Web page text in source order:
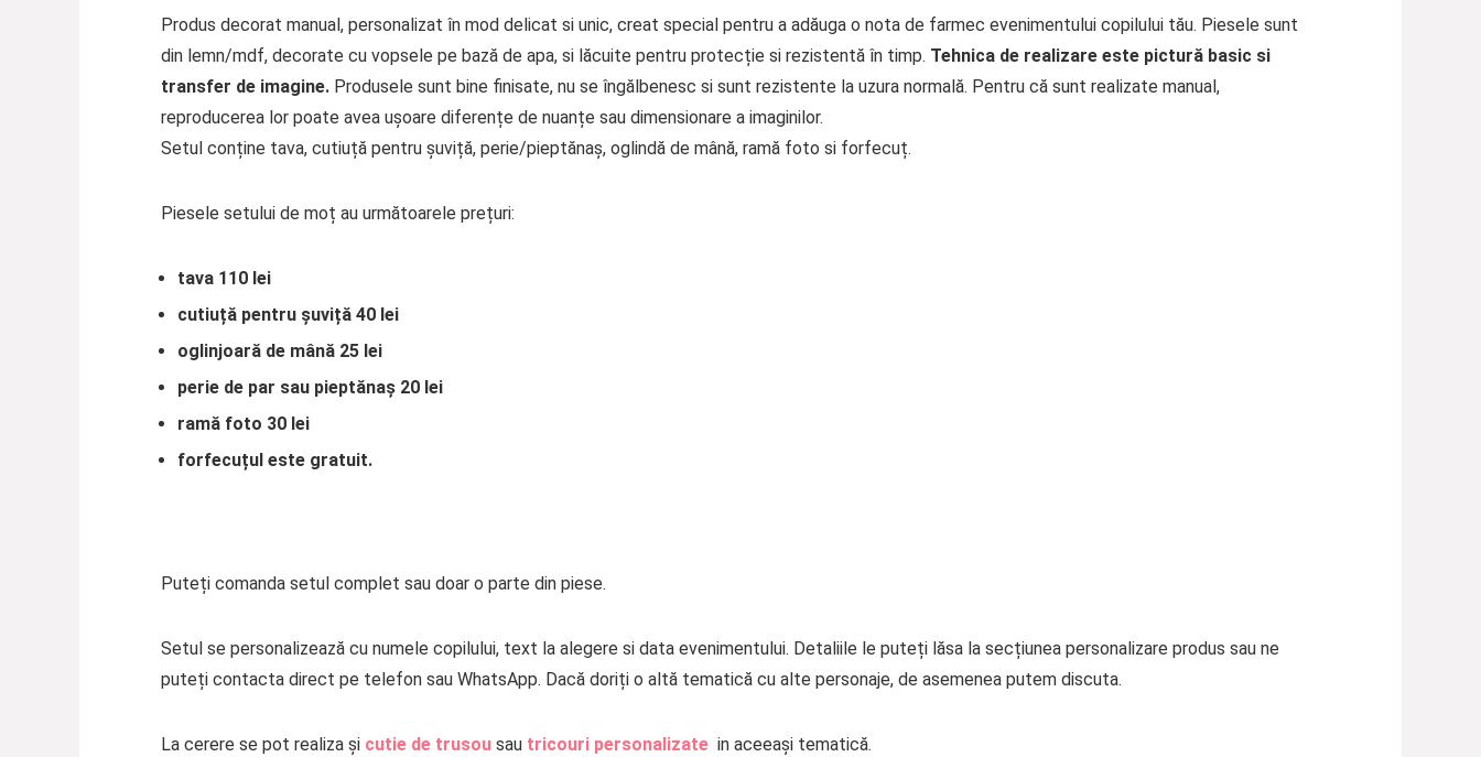
Produs decorat manual, personalizat în mod delicat si unic, creat special pentru a adăuga o nota de farmec evenimentului copilului tău. Piesele sunt
din lemn/mdf, decorate cu vopsele pe bază de apa, si lăcuite pentru protecție si rezistentă în timp. Tehnica de realizare este pictură basic si
transfer de imagine.Produsele sunt bine finisate, nu se îngălbenesc si sunt rezistente la uzura normală. Pentru că sunt realizate manual,
reproducerea lor poate avea ușoare diferențe de nuanțe sau dimensionare a imaginilor.
Setul conține tava, cutiuță pentru șuviță, perie/pieptănaș, oglindă de mână, ramă foto si forfecuț.
Piesele setului de moț au următoarele prețuri:
tava 110 lei
cutiuță pentru șuviță 40 lei
oglinjoară de mână 25 lei
perie de par sau pieptănaș 20 lei
ramă foto 30 lei
forfecuțul este gratuit.
Puteți comanda setul complet sau doar o parte din piese.
Setul se personalizează cu numele copilului, text la alegere si data evenimentului. Detaliile le puteți lăsa la secțiunea personalizare produs sau ne
puteți contacta direct pe telefon sau WhatsApp. Dacă doriți o altă tematică cu alte personaje, de asemenea putem discuta.
La cerere se pot realiza șicutie de trusousau tricouri personalizate in aceeași tematică.